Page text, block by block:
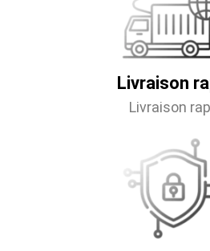
Livraison
Livraison